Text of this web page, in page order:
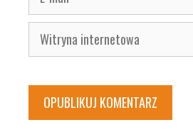
mail
Witryna
internetowa